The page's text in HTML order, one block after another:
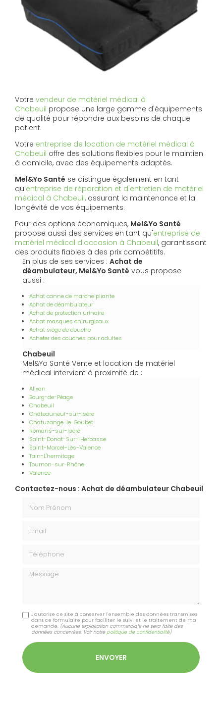
Votre vendeur de matériel médical à
Chabeuil propose une large gamme d'équipements
de qualité pour répondre aux besoins de chaque
patient.
Votre entreprise de location de matériel médical à
Chabeuil offre des solutions flexibles pour le maintien
à domicile, avec des équipements adaptés.
Mel&Yo Santé se distingue également en tant
qu'entreprise de réparation et d'entretien de matériel
médical à Chabeuil, assurant la maintenance et la
longévité de vos équipements.
Pour des options économiques, Mel&Yo Santé
propose aussi des services en tant qu'entreprise de
matériel médical d'occasion à Chabeuil, garantissant
des produits fiables à des prix compétitifs.
En plus de ses services : Achat de
déambulateur, Mel&Yo Santé vous propose
aussi :
Achat canne de marche pliante
Achat de déambulateur
Achat de protection urinaire
Achat masques chirurgicaux
Achat siège de douche
Acheter des couches pour adultes
Chabeuil
Mel&Yo Santé Vente et location de matériel
médical intervient à proximité de :
Alixan
Bourg-de-Péage
Chabeuil
Châteauneuf-sur-Isère
Chatuzange-le-Goubet
Romans-sur-Isère
Saint-Donat-Sur-l'Herbasse
Saint-Marcel-Lès-Valence
Tain-L'hermitage
Tournon-sur-Rhône
Valence
Contactez-nous : Achat de déambulateur Chabeuil
Message
J'autorise ce site à conserver l'ensemble des données transmises
dans ce formulaire pour faciliter le suivi et le traitement de ma
demande. (Aucune exploitation commerciale ne sera faite des
données concervées. Voir notre politique de confidentialité)